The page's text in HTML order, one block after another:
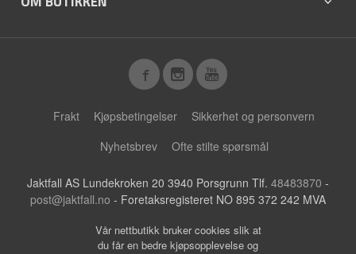
Frakt Kjøpsbetingelser
Sikkerhet og personvern
Nyhetsbrev
Ofte stilte spørsmål
Jaktfall AS Lundekroken 20 3940 Porsgrunn Tlf. 48483870 -
post@jaktfall.no - Foretaksregisteret NO 895 372 242 MVA
Vår nettbutikk bruker cookies slik at
du får en bedre kjøpsopplevelse og